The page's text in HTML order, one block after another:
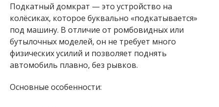
Подкатный домкрат — это устройство на
колёсиках, которое буквально «подкатывается»
под машину. В отличие от ромбовидных или
бутылочных моделей, он не требует много
физических усилий и позволяет поднять
автомобиль плавно, без рывков.
Основные особенности: